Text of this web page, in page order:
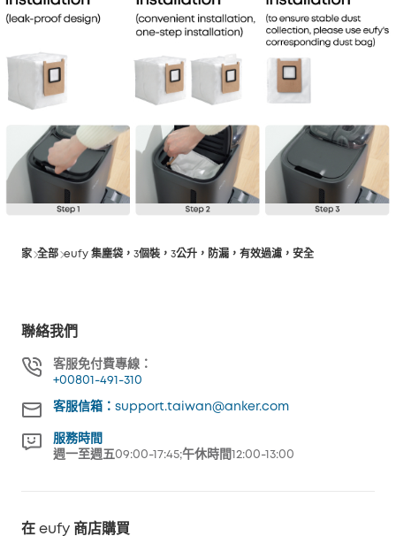
家 全部 eufy 集塵袋，3個裝，3公升，防漏，有效過濾，安全
聯絡我們
客服免付費專線：
+00801-491-310
客服信箱：support.taiwan@anker.com
服務時間
週一至週五09:00-17:45;午休時間12:00-13:00
在 eufy 商店購買